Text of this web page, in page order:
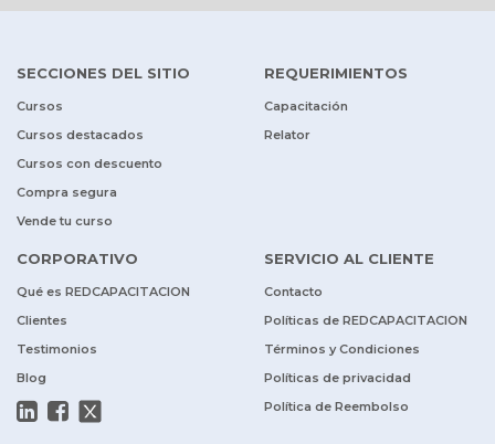
SECCIONES DEL SITIO
Cursos
Cursos destacados
Cursos con descuento
Compra segura
Vende tu curso
REQUERIMIENTOS
Capacitación
Relator
CORPORATIVO
Qué es REDCAPACITACION
Clientes
Testimonios
Blog
SERVICIO AL CLIENTE
Contacto
Políticas de REDCAPACITACION
Términos y Condiciones
Políticas de privacidad
Política de Reembolso